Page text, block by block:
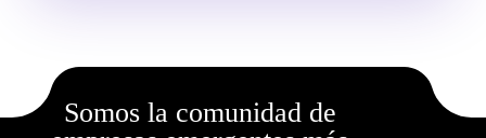
Somos la comunidad de